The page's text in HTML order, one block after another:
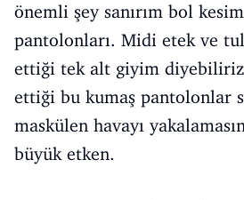
önemli şey sanırım bol
pantolonları. Midi etek ve
ettiği tek alt giyim
ettiği bu kumaş pantolonlar
maskülen havayı
büyük etken.